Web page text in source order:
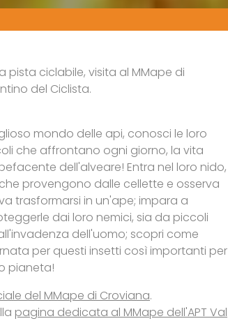
pista ciclabile, visita al MMape di
del Ciclista.
mondo delle api, conosci le loro
che affrontano ogni giorno, la vita
dell'alveare! Entra nel loro nido,
provengono dalle cellette e osserva
trasformarsi in un'ape; impara a
dai loro nemici, sia da piccoli
dell'uomo; scopri come
per questi insetti così importanti per
pianeta!
del MMape di Croviana.
pagina dedicata al MMape dell'APT Val